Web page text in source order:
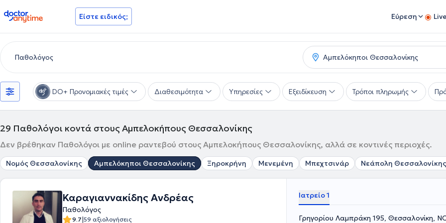
doctoranytime Είστε ειδικός; Εύρεση
DO+ Προνομιακές τιμές Διαθεσιμότητα Υπηρεσίες Εξειδίκευση Τρόποι πληρωμής
29 Παθολόγοι κοντά στους Αμπελοκήπους Θεσσαλονίκης
Δεν βρέθηκαν Παθολόγοι με online ραντεβού στους Αμπελοκήπους Θεσσαλονίκης, αλλά σε κοντινές περιοχές.
Νομός Θεσσαλονίκης Αμπελόκηποι Θεσσαλονίκης Ξηροκρήνη Μενεμένη Μπεχτσινάρ Νεάπολη Θεσσαλονίκης
Καραγιαννακίδης Ανδρέας
Παθολόγος
9.7|59 αξιολογήσεις
Ιατρείο 1
Γρηγορίου Λαμπράκη 195, Θεσσαλονίκη,